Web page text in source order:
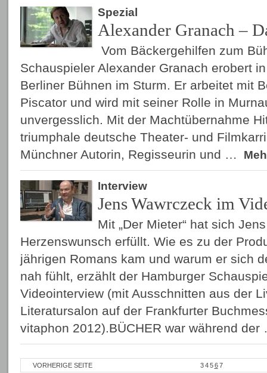
Spezial
Alexander Granach –
Vom Bäckergehilfen zum
Schauspieler Alexander Granach erobert
Berliner Bühnen im Sturm. Er arbeitet mit
Piscator und wird mit seiner Rolle in
unvergesslich. Mit der Machtübernahme
triumphale deutsche Theater- und
Münchner Autorin, Regisseurin und …
Interview
Jens Wawrczeck im
Mit „Der Mieter“ hat sich
Herzenswunsch erfüllt. Wie es zu der
jährigen Romans kam und warum er sich
nah fühlt, erzählt der Hamburger
Videointerview (mit Ausschnitten aus der
Literatursalon auf der Frankfurter
vitaphon 2012).BÜCHER war während
VORHERIGE SEITE 3 4 5 6 7